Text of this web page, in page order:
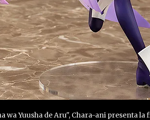
wa Yuusha de Aru", Chara-ani presenta